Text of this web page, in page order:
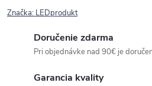
Značka: LEDprodukt
Doručenie zdarma
Pri objednávke nad 90€ je
Garancia kvality